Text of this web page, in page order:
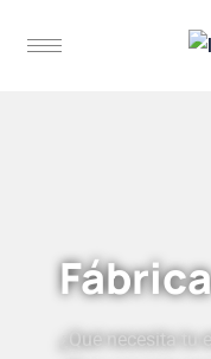
¿Qué necesita tu